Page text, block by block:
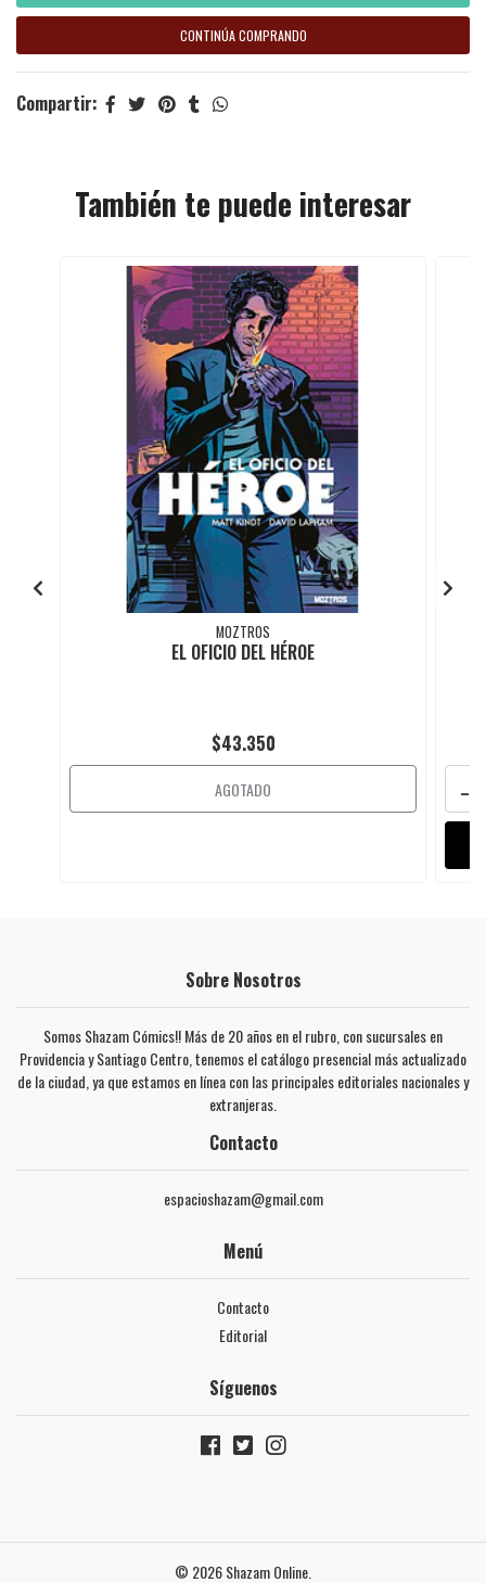
CONTINÚA COMPRANDO
Compartir:
También te puede interesar
MOZTROS
EL OFICIO DEL HÉROE
$43.350
AGOTADO -
Sobre Nosotros
Somos Shazam Cómics!! Más de 20 años en el rubro, con sucursales en
Providencia y Santiago Centro, tenemos el catálogo presencial más actualizado
de la ciudad, ya que estamos en línea con las principales editoriales nacionales y
extranjeras.
Contacto
espacioshazam@gmail.com
Menú
Contacto
Editorial
Síguenos
© 2026 Shazam Online.